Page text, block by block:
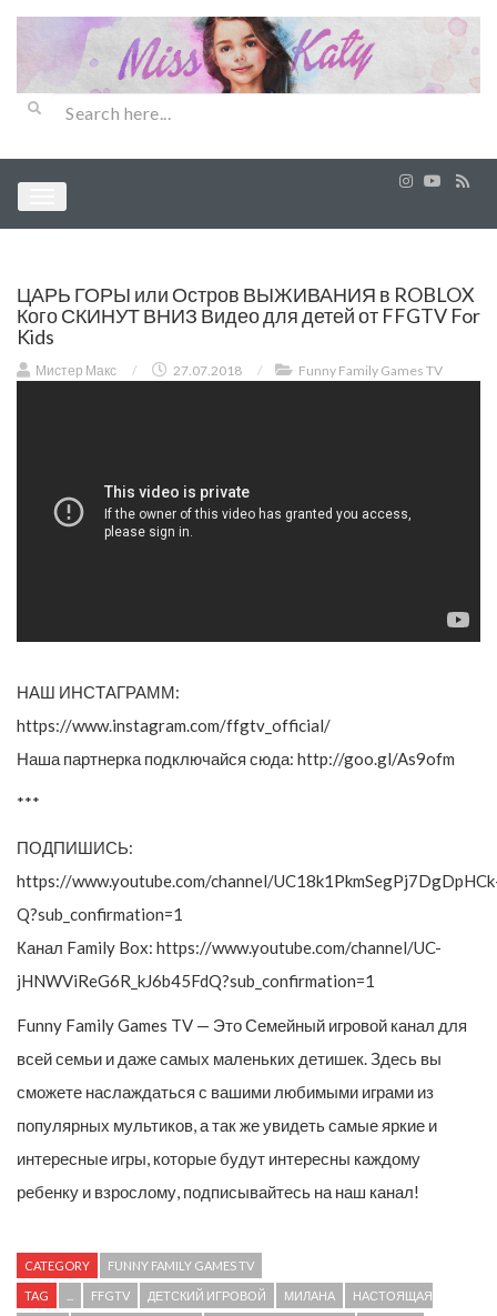
ЦАРЬ ГОРЫ или Остров ВЫЖИВАНИЯ в ROBLOX
Кого СКИНУТ ВНИЗ Видео для детей от FFGTV For
Kids
Мистер Макс / 27.07.2018 / Funny Family Games TV
НАШ ИНСТАГРАММ:
https://www.instagram.com/ffgtv_official/
Наша партнерка подключайся сюда: http://goo.gl/As9ofm
***
ПОДПИШИСЬ:
https://www.youtube.com/channel/
Q?sub_confirmation=1
Канал Family Box: https://www.youtube.com/channel/UC-
jHNWViReG6R_kJ6b45FdQ?sub_confirmation=1
Funny Family Games TV — Это Семейный игровой канал для
всей семьи и даже самых маленьких детишек. Здесь вы
сможете наслаждаться с вашими любимыми играми из
популярных мультиков, а так же увидеть самые яркие и
интересные игры, которые будут интересны каждому
ребенку и взрослому, подписывайтесь на наш канал!
CATEGORY FUNNY FAMILY GAMES TV
TAG FFGTV ДЕТСКИЙ ИГРОВОЙ МИЛАНА НАСТОЯЩАЯ